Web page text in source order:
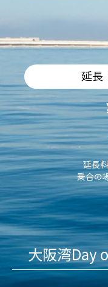
延長
延長
乗合の
大阪湾Day